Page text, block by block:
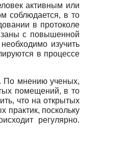
активным или
соблюдается, в то
в протоколе
с повышенной
изучить
в процессе
По мнению ученых,
помещений, в то
что на открытых
практик, поскольку
регулярно.